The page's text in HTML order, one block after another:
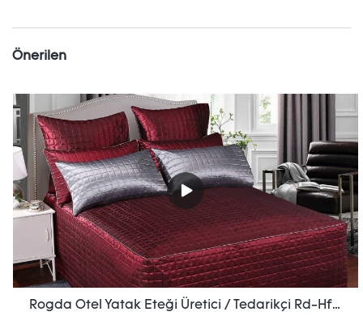
Önerilen
Rogda Otel Yatak Eteği Üretici / Tedarikçi Rd-Hf-006